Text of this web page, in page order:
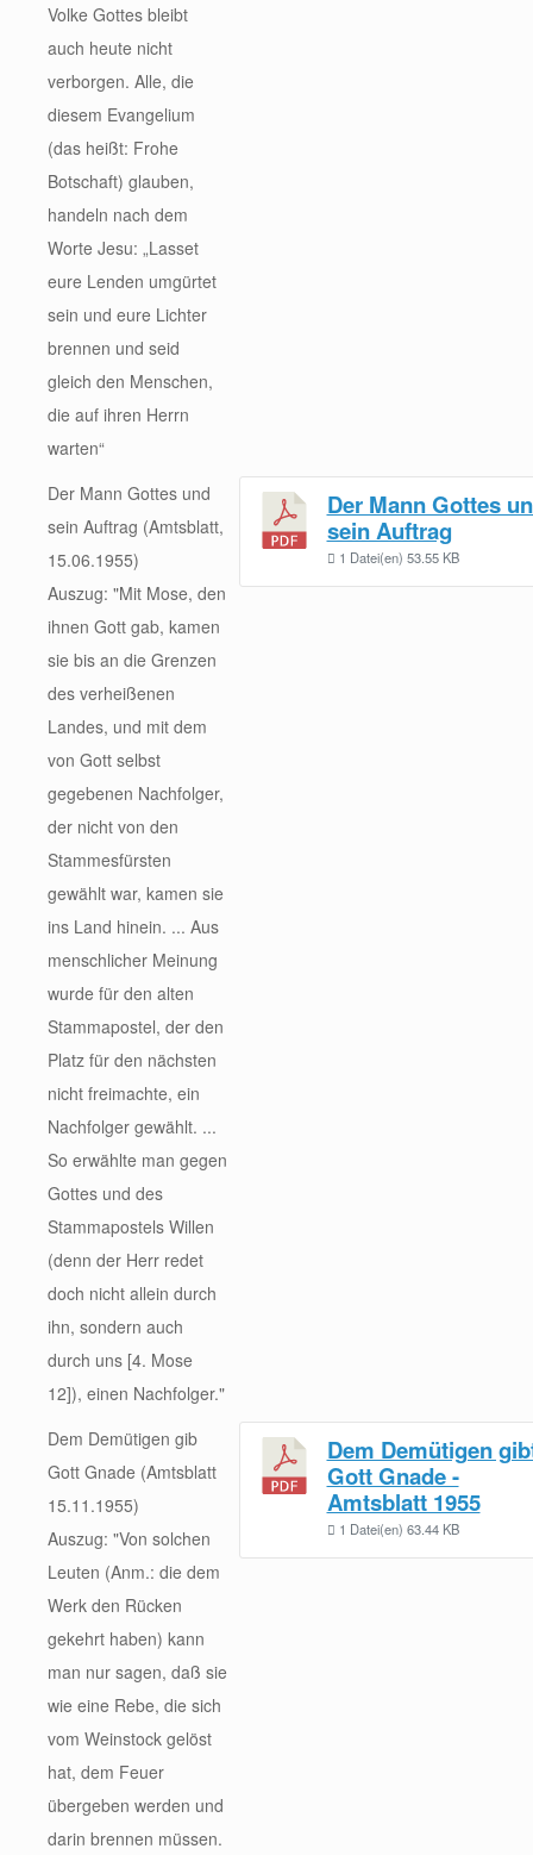
Volke Gottes bleibt
auch heute nicht
verborgen. Alle, die
diesem Evangelium
(das heißt: Frohe
Botschaft) glauben,
handeln nach dem
Worte Jesu: „Lasset
eure Lenden umgürtet
sein und eure Lichter
brennen und seid
gleich den Menschen,
die auf ihren Herrn
warten“
Der Mann Gottes und
sein Auftrag (Amtsblatt,
15.06.1955)
Auszug: "Mit Mose, den
ihnen Gott gab, kamen
sie bis an die Grenzen
des verheißenen
Landes, und mit dem
von Gott selbst
gegebenen Nachfolger,
der nicht von den
Stammesfürsten
gewählt war, kamen sie
ins Land hinein. ... Aus
menschlicher Meinung
wurde für den alten
Stammapostel, der den
Platz für den nächsten
nicht freimachte, ein
Nachfolger gewählt. ...
So erwählte man gegen
Gottes und des
Stammapostels Willen
(denn der Herr redet
doch nicht allein durch
ihn, sondern auch
durch uns [4. Mose
12]), einen Nachfolger."
Der Mann Gottes
sein Auftrag
1 Datei(en) 53.55 KB
Dem Demütigen gib
Gott Gnade (Amtsblatt
15.11.1955)
Auszug: "Von solchen
Leuten (Anm.: die dem
Werk den Rücken
gekehrt haben) kann
man nur sagen, daß sie
wie eine Rebe, die sich
vom Weinstock gelöst
hat, dem Feuer
übergeben werden und
darin brennen müssen.
Dem Demütigen
Gott Gnade -
Amtsblatt 1955
1 Datei(en) 63.44 KB